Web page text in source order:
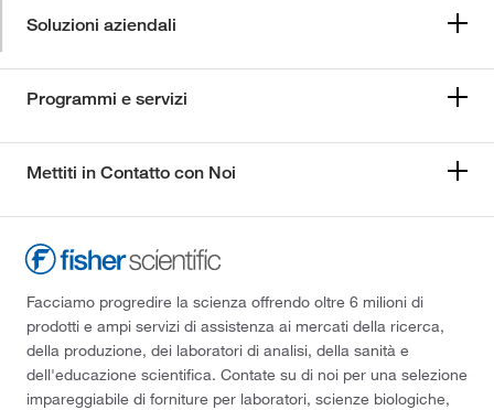
Soluzioni aziendali
Programmi e servizi
Mettiti in Contatto con Noi
Facciamo progredire la scienza offrendo oltre 6 milioni di
prodotti e ampi servizi di assistenza ai mercati della ricerca,
della produzione, dei laboratori di analisi, della sanità e
dell'educazione scientifica. Contate su di noi per una selezione
impareggiabile di forniture per laboratori, scienze biologiche,